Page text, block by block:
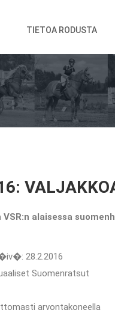
TIETOA RODUSTA
alaisessa
28.2.2016
Suomenratsut
arvontakoneella